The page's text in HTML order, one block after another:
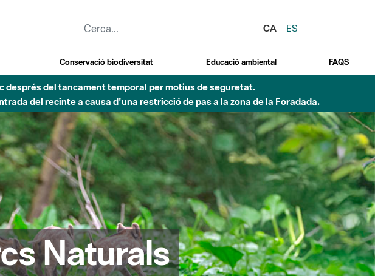
CA
ES
Conservació biodiversitat Educació ambiental FAQS
després del tancament temporal per motius de seguretat.
del recinte a causa d'una restricció de pas a la zona de la Foradada.
Naturals